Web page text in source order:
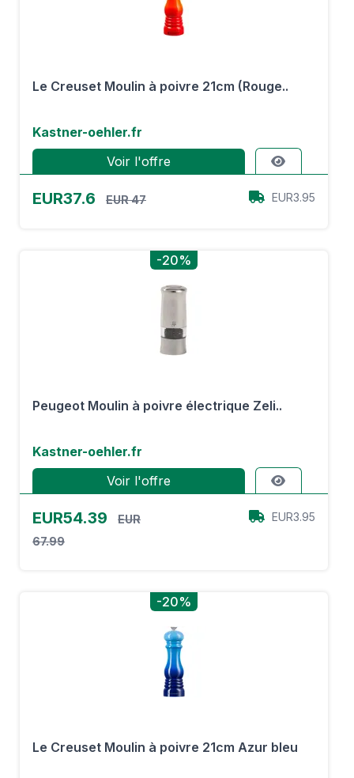
Le Creuset Moulin à poivre 21cm (Rouge..
Kastner-oehler.fr
Voir l'offre
EUR37.6 EUR 47 EUR3.95
-20%
Peugeot Moulin à poivre électrique Zeli..
Kastner-oehler.fr
Voir l'offre
EUR54.39
EUR
67.99
EUR3.95
-20%
Le Creuset Moulin à poivre 21cm Azur bleu